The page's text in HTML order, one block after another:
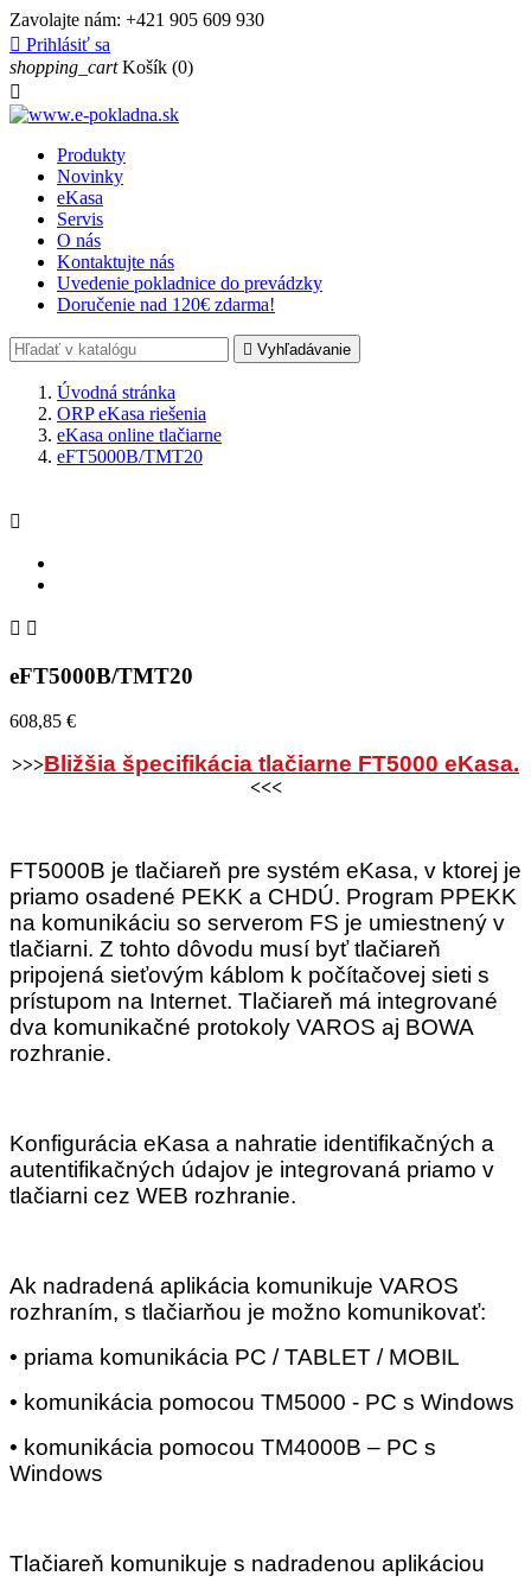
Zavolajte nám: +421 905 609 930
 Prihlásiť sa
shopping_cart Košík (0)

Produkty
Novinky
eKasa
Servis
O nás
Kontaktujte nás
Uvedenie pokladnice do prevádzky
Doručenie nad 120€ zdarma!
 Vyhľadávanie
Úvodná stránka
ORP eKasa riešenia
eKasa online tlačiarne
eFT5000B/TMT20

 
eFT5000B/TMT20
608,85 €
>>>Bližšia špecifikácia tlačiarne FT5000 eKasa.
<<<
FT5000B je tlačiareň pre systém eKasa, v ktorej je
priamo osadené PEKK a CHDÚ. Program PPEKK
na komunikáciu so serverom FS je umiestnený v
tlačiarni. Z tohto dôvodu musí byť tlačiareň
pripojená sieťovým káblom k počítačovej sieti s
prístupom na Internet. Tlačiareň má integrované
dva komunikačné protokoly VAROS aj BOWA
rozhranie.
Konfigurácia eKasa a nahratie identifikačných a
autentifikačných údajov je integrovaná priamo v
tlačiarni cez WEB rozhranie.
Ak nadradená aplikácia komunikuje VAROS
rozhraním, s tlačiarňou je možno komunikovať:
• priama komunikácia PC / TABLET / MOBIL
• komunikácia pomocou TM5000 - PC s Windows
• komunikácia pomocou TM4000B – PC s
Windows
Tlačiareň komunikuje s nadradenou aplikáciou